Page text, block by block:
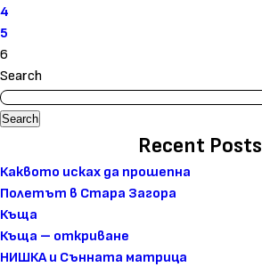
4
5
6
Search
Search
Recent Posts
Каквото исках да прошепна
Полетът в Стара Загора
Къща
Къща – откриване
НИШКА и Сънната матрица